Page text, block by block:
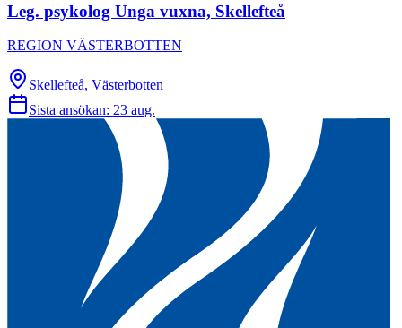
Leg. psykolog Unga vuxna, Skellefteå
REGION VÄSTERBOTTEN
Skellefteå, Västerbotten
Sista ansökan: 23 aug.